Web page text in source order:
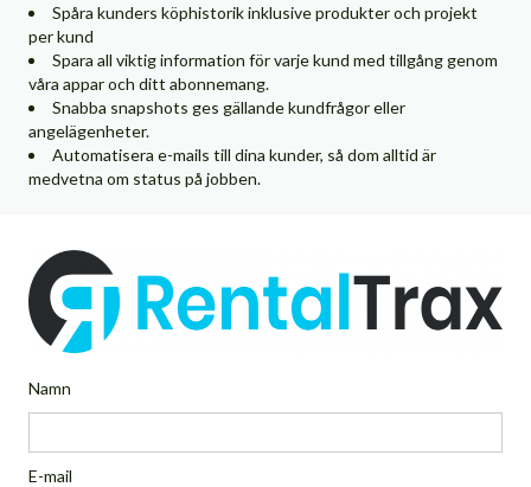
Spåra kunders köphistorik inklusive produkter och projekt
per kund
Spara all viktig information för varje kund med tillgång genom
våra appar och ditt abonnemang.
Snabba snapshots ges gällande kundfrågor eller
angelägenheter.
Automatisera e-mails till dina kunder, så dom alltid är
medvetna om status på jobben.
Namn
E-mail